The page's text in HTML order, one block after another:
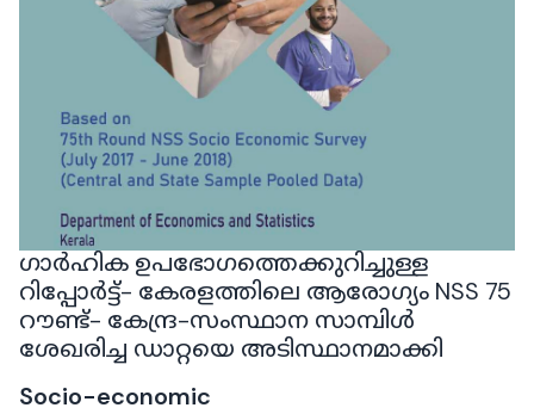
ഗാർഹിക ഉപഭോഗത്തെക്കുറിച്ചുള്ള
റിപ്പോർട്ട്- കേരളത്തിലെ ആരോഗ്യം NSS 75
റൗണ്ട്- കേന്ദ്ര-സംസ്ഥാന സാമ്പിൾ
ശേഖരിച്ച ഡാറ്റയെ അടിസ്ഥാനമാക്കി
Socio-economic